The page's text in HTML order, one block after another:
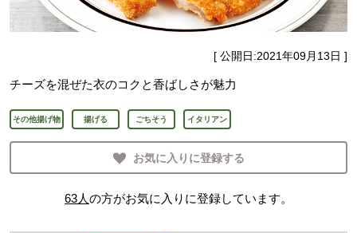
[ 公開日:2021年09月13日 ]
チーズを混ぜた衣のコクと香ばしさが魅力
その他揚げ物 揚げる ごちそう イタリアン
お気に入りに登録する
63人の方がお気に入りに登録しています。